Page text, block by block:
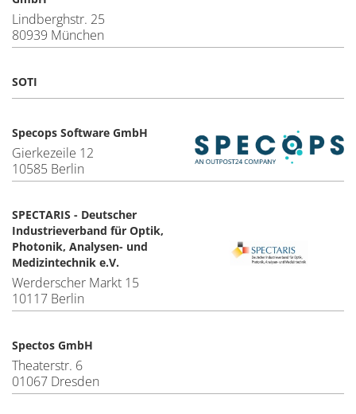
Lindberghstr. 25
80939 München
SOTI
Specops Software GmbH
Gierkezeile 12
10585 Berlin
SPECTARIS - Deutscher
Industrieverband für Optik,
Photonik, Analysen- und
Medizintechnik e.V.
Werderscher Markt 15
10117 Berlin
Spectos GmbH
Theaterstr. 6
01067 Dresden